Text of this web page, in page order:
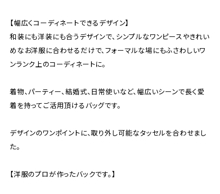
【幅広くコーディネートできるデザイン】
和装にも洋装にも合うデザインで、シンプルなワンピースやきれい
めなお洋服に合わせるだけで、フォーマルな場にもふさわしいワ
ンランク上のコーディネートに。
着物、パーティー、結婚式、日常使いなど、幅広いシーンで長く愛
着を持ってご活用頂けるバッグです。
デザインのワンポイントに、取り外し可能なタッセルを合わせまし
た。
【洋服のプロが作ったバックです。】